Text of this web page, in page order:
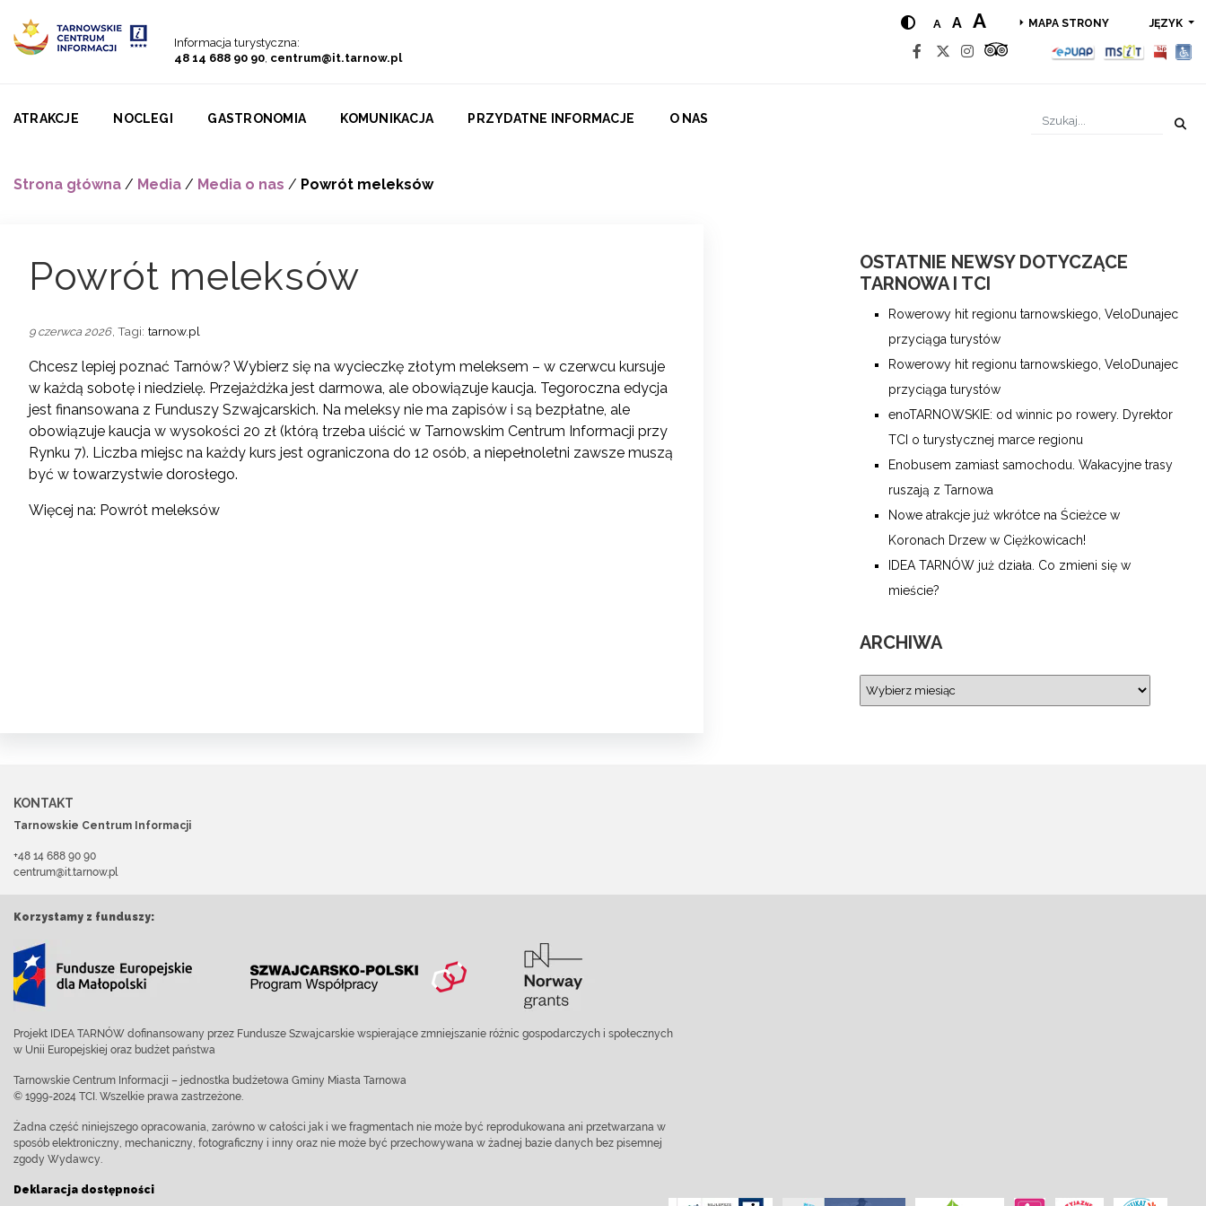
Informacja turystyczna:
48 14 688 90 90, centrum@it.tarnow.pl
A A A MAPA STRONY JĘZYK
ATRAKCJE NOCLEGI GASTRONOMIA KOMUNIKACJA PRZYDATNE INFORMACJE O NAS
Strona główna / Media / Media o nas / Powrót meleksów
Powrót meleksów
9 czerwca 2026 , Tagi: tarnow.pl
Chcesz lepiej poznać Tarnów? Wybierz się na wycieczkę złotym meleksem – w czerwcu kursuje
w każdą sobotę i niedzielę. Przejażdżka jest darmowa, ale obowiązuje kaucja. Tegoroczna edycja
jest finansowana z Funduszy Szwajcarskich. Na meleksy nie ma zapisów i są bezpłatne, ale
obowiązuje kaucja w wysokości 20 zł (którą trzeba uiścić w Tarnowskim Centrum Informacji przy
Rynku 7). Liczba miejsc na każdy kurs jest ograniczona do 12 osób, a niepełnoletni zawsze muszą
być w towarzystwie dorosłego.
Więcej na: Powrót meleksów
OSTATNIE NEWSY DOTYCZĄCE
TARNOWA I TCI
Rowerowy hit regionu tarnowskiego, VeloDunajec
przyciąga turystów
Rowerowy hit regionu tarnowskiego, VeloDunajec
przyciąga turystów
enoTARNOWSKIE: od winnic po rowery. Dyrektor
TCI o turystycznej marce regionu
Enobusem zamiast samochodu. Wakacyjne trasy
ruszają z Tarnowa
Nowe atrakcje już wkrótce na Ścieżce w
Koronach Drzew w Ciężkowicach!
IDEA TARNÓW już działa. Co zmieni się w
mieście?
ARCHIWA
KONTAKT
Tarnowskie Centrum Informacji
+48 14 688 90 90
centrum@it.tarnow.pl
Korzystamy z funduszy:
Projekt IDEA TARNÓW dofinansowany przez Fundusze Szwajcarskie wspierające zmniejszanie różnic gospodarczych i społecznych
w Unii Europejskiej oraz budżet państwa
Tarnowskie Centrum Informacji – jednostka budżetowa Gminy Miasta Tarnowa
© 1999-2024 TCI. Wszelkie prawa zastrzeżone.
Żadna część niniejszego opracowania, zarówno w całości jak i we fragmentach nie może być reprodukowana ani przetwarzana w
sposób elektroniczny, mechaniczny, fotograficzny i inny oraz nie może być przechowywana w żadnej bazie danych bez pisemnej
zgody Wydawcy.
Deklaracja dostępności